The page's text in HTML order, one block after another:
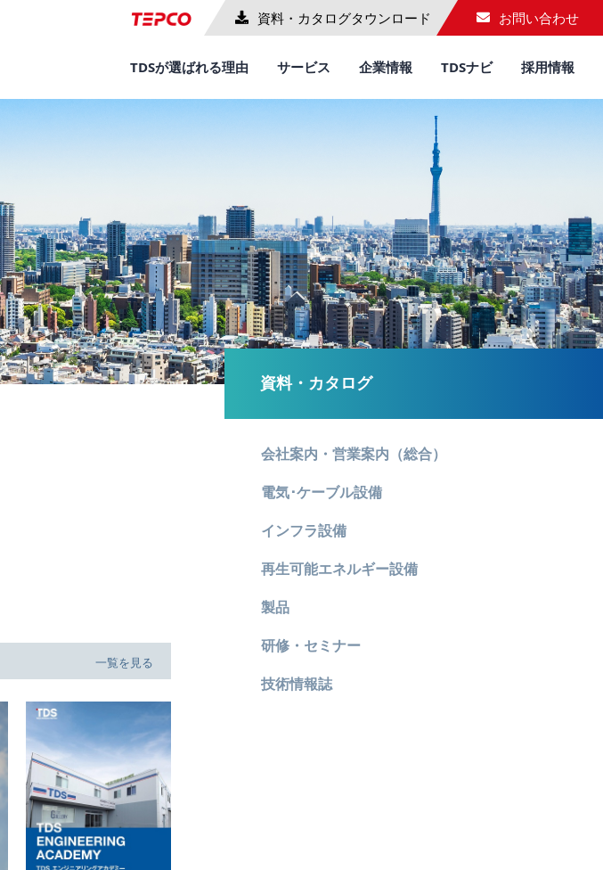
資料・カタログタウンロード お問い合わせ
TDSが選ばれる理由 サービス 企業情報 TDSナビ 採用情報
一覧を見る
資料・カタログ
会社案内・営業案内（総合）
電気･ケーブル設備
インフラ設備
再生可能エネルギー設備
製品
研修・セミナー
技術情報誌